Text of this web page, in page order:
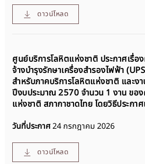
ดาวน์โหลด
ศูนย์บริการโลหิตแห่งชาติ ประกาศเรื่อ
จ้างบำรุงรักษาเครื่องสำรองไฟฟ้า
สำหรับภาคบริการโลหิตแห่งชาติ และง
ปีงบประมาณ 2570 จำนวน 1 งาน ขอ
แห่งชาติ สภากาชาดไทย โดยวิธีประกา
วันที่ประกาศ24 กรกฎาคม 2026
ดาวน์โหลด